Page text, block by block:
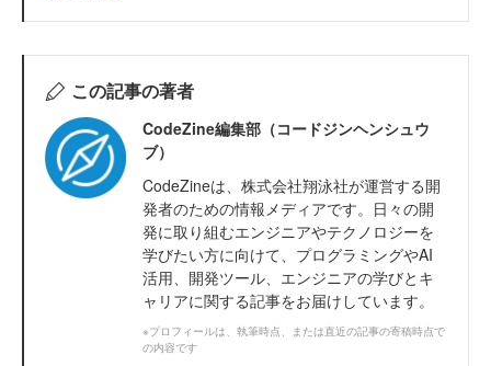
この記事の著者
CodeZine編集部（コードジンヘンシュウ
ブ）
CodeZineは、株式会社翔泳社が運営する開
発者のための情報メディアです。日々の開
発に取り組むエンジニアやテクノロジーを
学びたい方に向けて、プログラミングやAI
活用、開発ツール、エンジニアの学びとキ
ャリアに関する記事をお届けしています。
※プロフィールは、執筆時点、または直近の記事の寄稿時点で
の内容です